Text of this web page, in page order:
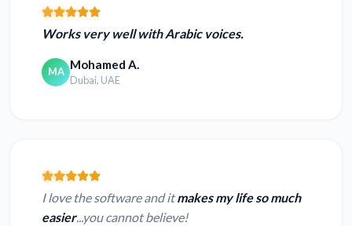
Works very well with Arabic voices.
MA Mohamed A.
Dubai, UAE
I love the software and itmakes my life so much
easier...you cannot believe!